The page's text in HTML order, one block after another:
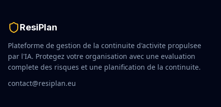
ResiPlan
Plateforme de gestion de la continuite d'activite propulsee
par l'IA. Protegez votre organisation avec une evaluation
complete des risques et une planification de la continuite.
contact@resiplan.eu